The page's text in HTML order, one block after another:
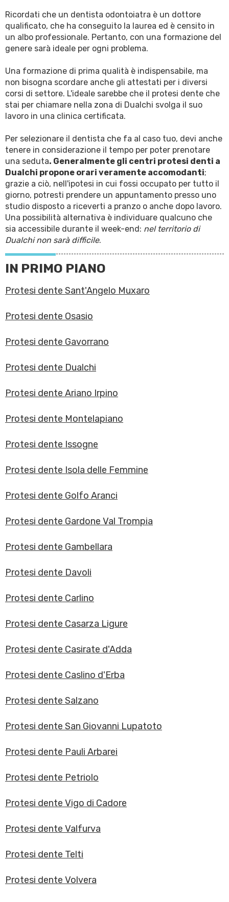
Ricordati che un dentista odontoiatra è un dottore
qualificato, che ha conseguito la laurea ed è censito in
un albo professionale. Pertanto, con una formazione del
genere sarà ideale per ogni problema.
Una formazione di prima qualità è indispensabile, ma
non bisogna scordare anche gli attestati per i diversi
corsi di settore. L'ideale sarebbe che il protesi dente che
stai per chiamare nella zona di Dualchi svolga il suo
lavoro in una clinica certificata.
Per selezionare il dentista che fa al caso tuo, devi anche
tenere in considerazione il tempo per poter prenotare
una seduta. Generalmente gli centri protesi denti a
Dualchi propone orari veramente accomodanti;
grazie a ciò, nell'ipotesi in cui fossi occupato per tutto il
giorno, potresti prendere un appuntamento presso uno
studio disposto a riceverti a pranzo o anche dopo lavoro.
Una possibilità alternativa è individuare qualcuno che
sia accessibile durante il week-end: nel territorio di
Dualchi non sarà difficile.
IN PRIMO PIANO
Protesi dente Sant'Angelo Muxaro
Protesi dente Osasio
Protesi dente Gavorrano
Protesi dente Dualchi
Protesi dente Ariano Irpino
Protesi dente Montelapiano
Protesi dente Issogne
Protesi dente Isola delle Femmine
Protesi dente Golfo Aranci
Protesi dente Gardone Val Trompia
Protesi dente Gambellara
Protesi dente Davoli
Protesi dente Carlino
Protesi dente Casarza Ligure
Protesi dente Casirate d'Adda
Protesi dente Caslino d'Erba
Protesi dente Salzano
Protesi dente San Giovanni Lupatoto
Protesi dente Pauli Arbarei
Protesi dente Petriolo
Protesi dente Vigo di Cadore
Protesi dente Valfurva
Protesi dente Telti
Protesi dente Volvera